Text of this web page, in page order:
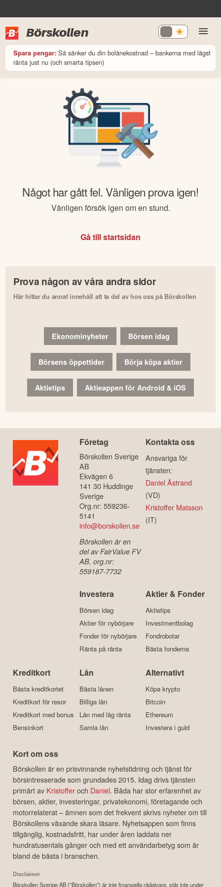
Börskollen
Spara pengar: Så sänker du din bolånekostnad – bankerna med lägst
ränta just nu (och smarta tipsen)
Något har gått fel. Vänligen prova igen!
Vänligen försök igen om en stund.
Gå till startsidan
Prova någon av våra andra sidor
Här hittar du annat innehåll att ta del av hos oss på Börskollen
Ekonominyheter Börsen idag
Börsens öppettider Börja köpa aktier
Aktietips Aktieappen för Android & iOS
Företag
Börskollen Sverige
AB
Ekvägen 6
141 30 Huddinge
Sverige
Org.nr: 559236-
5141
info@borskollen.se
Börskollen är en
del av FairValue FV
AB, org.nr:
559187-7732
Kontakta oss
Ansvariga för
tjänsten:
Daniel Åstrand
(VD)
Kristoffer Matsson
(IT)
Investera
Börsen idag
Aktier för nybörjare
Fonder för nybörjare
Ränta på ränta
Aktier & Fonder
Aktietips
Investmentbolag
Fondrobotar
Bästa fonderna
Kreditkort
Bästa kreditkortet
Kreditkort för resor
Kreditkort med bonus
Bensinkort
Lån
Bästa lånen
Billiga lån
Lån med låg ränta
Samla lån
Alternativt
Köpa krypto
Bitcoin
Ethereum
Investera i guld
Kort om oss
Börskollen är en prisvinnande nyhetstidning och tjänst för
börsintresserade som grundades 2015. Idag drivs tjänsten
primärt av Kristofferoch Daniel. Båda har stor erfarenhet av
börsen, aktier, investeringar, privatekonomi, företagande och
motorrelaterat – ämnen som det frekvent skrivs nyheter om till
Börskollens växande skara läsare. Nyhetsappen som finns
tillgänglig, kostnadsfritt, har under åren laddats ner
hundratusentals gånger och med ett användarbetyg som är
bland de bästa i branschen.
Disclaimer
Börskollen Sverige AB ("Börskollen") är inte finansiella rådgivare, står inte under